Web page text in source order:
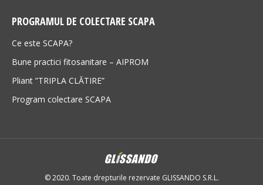
PROGRAMUL DE COLECTARE SCAPA
Ce este SCAPA?
Bune practici fitosanitare – AIPROM
Pliant ”TRIPLA CLĂTIRE”
Program colectare SCAPA
© 2020. Toate drepturile rezervate GLISSANDO S.R.L.